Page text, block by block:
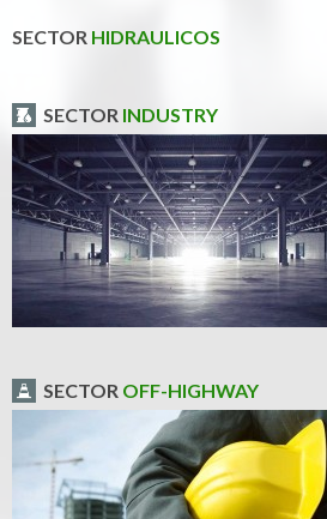
SECTOR HIDRAULICOS
SECTOR INDUSTRY
SECTOR OFF-HIGHWAY